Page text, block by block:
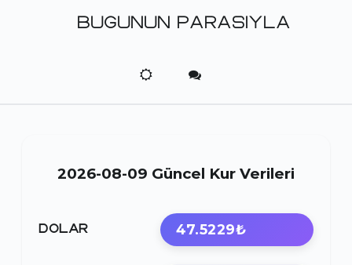
BUGUNUN PARASIYLA
2026-08-09 Güncel Kur Verileri
DOLAR 47.5229₺